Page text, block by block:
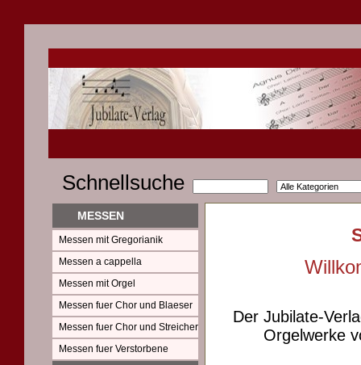
Schnellsuche
MESSEN
Messen mit Gregorianik
Messen a cappella
Messen mit Orgel
Messen fuer Chor und Blaeser
Messen fuer Chor und Streicher
Messen fuer Verstorbene
Der Jubilate-
Orgelwerke